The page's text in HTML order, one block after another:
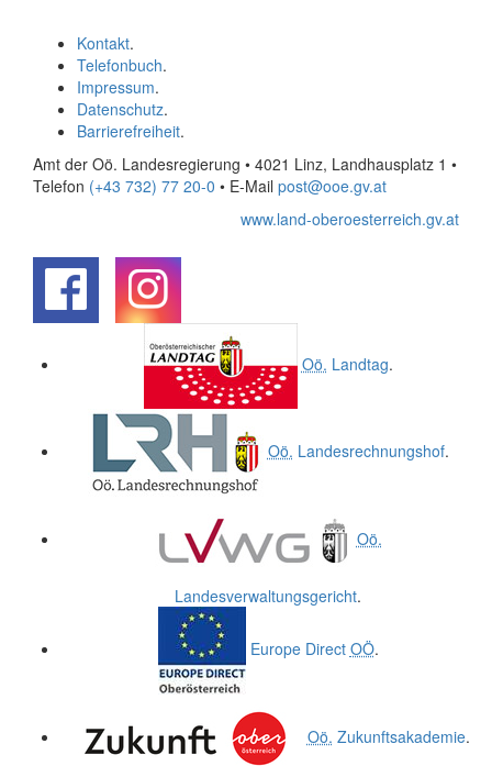
Kontakt.
Telefonbuch.
Impressum.
Datenschutz.
Barrierefreiheit.
Amt der Oö. Landesregierung • 4021 Linz, Landhausplatz 1 •
Telefon (+43 732) 77 20-0 • E-Mail post@ooe.gv.at
www.land-oberoesterreich.gv.at
Oö. Landtag.
Oö. Landesrechnungshof.
Oö.
Landesverwaltungsgericht.
Europe Direct OÖ.
Oö. Zukunftsakademie.